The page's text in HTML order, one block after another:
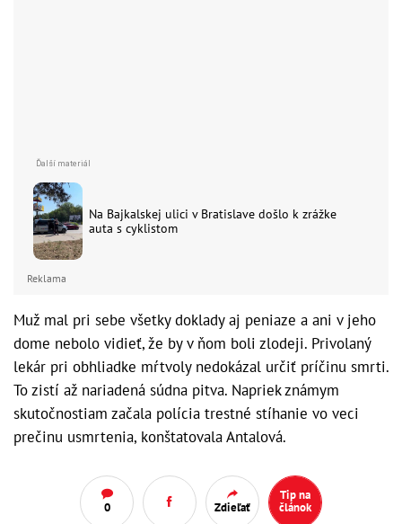
Na Bajkalskej ulici v Bratislave došlo k zrážke
auta s cyklistom
Reklama
Muž mal pri sebe všetky doklady aj peniaze a ani v jeho
dome nebolo vidieť, že by v ňom boli zlodeji. Privolaný
lekár pri obhliadke mŕtvoly nedokázal určiť príčinu smrti.
To zistí až nariadená súdna pitva. Napriek známym
skutočnostiam začala polícia trestné stíhanie vo veci
prečinu usmrtenia, konštatovala Antalová.
0 Zdieľať
Tip na
článok